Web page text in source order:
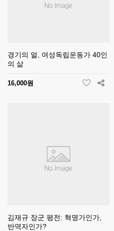
경기의 얼, 여성독립운동가 40인
의 삶
16,000원
김재규 장군 평전: 혁명가인가,
반역자인가?